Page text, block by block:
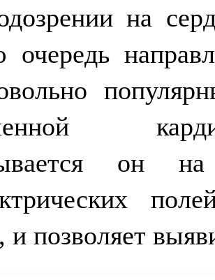
на
очередь
он
и позволяет